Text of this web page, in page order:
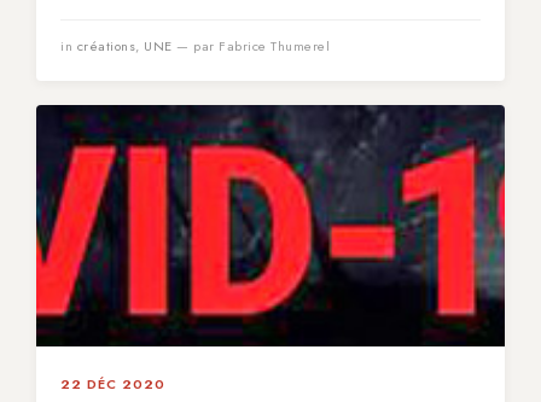
in créations, UNE — par Fabrice Thumerel
22 DÉC 2020